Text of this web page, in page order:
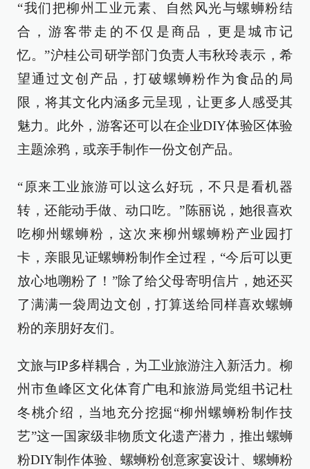
“我们把柳州工业元素、自然风光与螺蛳粉结
合，游客带走的不仅是商品，更是城市记
忆。”沪桂公司研学部门负责人韦秋玲表示，希
望通过文创产品，打破螺蛳粉作为食品的局
限，将其文化内涵多元呈现，让更多人感受其
魅力。此外，游客还可以在企业DIY体验区体验
主题涂鸦，或亲手制作一份文创产品。
“原来工业旅游可以这么好玩，不只是看机器
转，还能动手做、动口吃。”陈丽说，她很喜欢
吃柳州螺蛳粉，这次来柳州螺蛳粉产业园打
卡，亲眼见证螺蛳粉制作全过程，“今后可以更
放心地嗍粉了！”除了给父母寄明信片，她还买
了满满一袋周边文创，打算送给同样喜欢螺蛳
粉的亲朋好友们。
文旅与IP多样耦合，为工业旅游注入新活力。柳
州市鱼峰区文化体育广电和旅游局党组书记杜
冬桃介绍，当地充分挖掘“柳州螺蛳粉制作技
艺”这一国家级非物质文化遗产潜力，推出螺蛳
粉DIY制作体验、螺蛳粉创意家宴设计、螺蛳粉